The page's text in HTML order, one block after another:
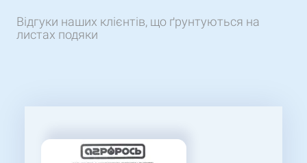
Відгуки наших клієнтів, що ґрунтуються на
листах подяки